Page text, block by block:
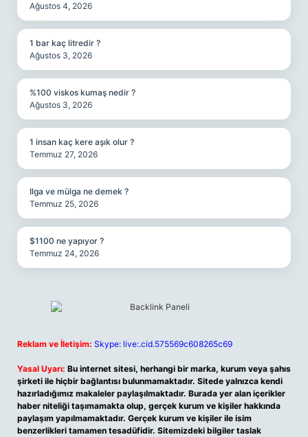
Ağustos 4, 2026
1 bar kaç litredir ?
Ağustos 3, 2026
%100 viskos kumaş nedir ?
Ağustos 3, 2026
1 insan kaç kere aşık olur ?
Temmuz 27, 2026
Ilga ve mülga ne demek ?
Temmuz 25, 2026
$1100 ne yapıyor ?
Temmuz 24, 2026
Reklam ve İletişim: Skype: live:.cid.575569c608265c69
Yasal Uyarı: Bu internet sitesi, herhangi bir marka, kurum veya şahıs
şirketi ile hiçbir bağlantısı bulunmamaktadır. Sitede yalnızca kendi
hazırladığımız makaleler paylaşılmaktadır. Burada yer alan içerikler
haber niteliği taşımamakta olup, gerçek kurum ve kişiler hakkında
paylaşım yapılmamaktadır. Gerçek kurum ve kişiler ile isim
benzerlikleri tamamen tesadüfidir. Sitemizdeki bilgiler taslak